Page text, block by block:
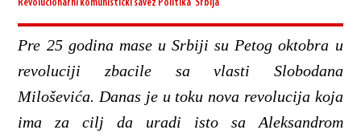
Revolucionarni komunistički savez Politika Srbija
Pre 25 godina mase u Srbiji su Petog oktobra u
revoluciji zbacile sa vlasti Slobodana
Miloševića. Danas je u toku nova revolucija koja
ima za cilj da uradi isto sa Aleksandrom